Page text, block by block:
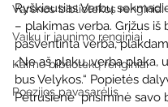
Varėnos bibliotekos renginiai
Vaikų ir jaunimo renginiai
Kaimo bibliotekų renginiai
Poezijos pavasarėlis
Ryškiausias Verbų
– plakimas verba. Grįžus iš
pašventinta verba,
„Ne aš plaku, verba plaka,
bus Velykos.“ Popietės
Petrušienė  prisiminė savo